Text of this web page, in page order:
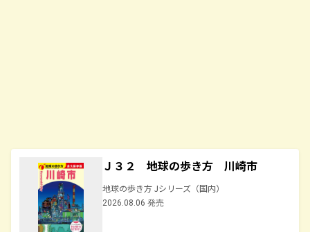
Ｊ３２ 地球の歩き方 川崎市
地球の歩き方 Jシリーズ（国内）
2026.08.06 発売